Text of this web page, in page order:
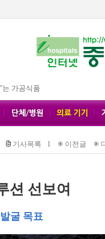
는 가공식품
기사목록 l 이전글
션 선보여
굴 목표